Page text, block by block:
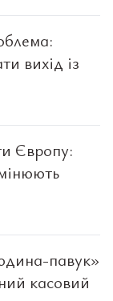
вихід із
Європу:
павук»
касовий